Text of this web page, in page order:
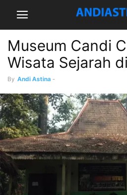
Museum Candi
Wisata Sejarah
By Andi Astina -